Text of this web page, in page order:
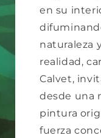
en su
naturaleza
realidad,
Calvet,
desde una
pintura
fuerza